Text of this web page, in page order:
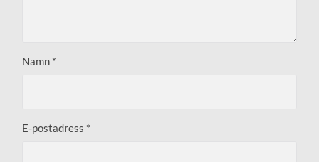
Namn *
E-postadress *